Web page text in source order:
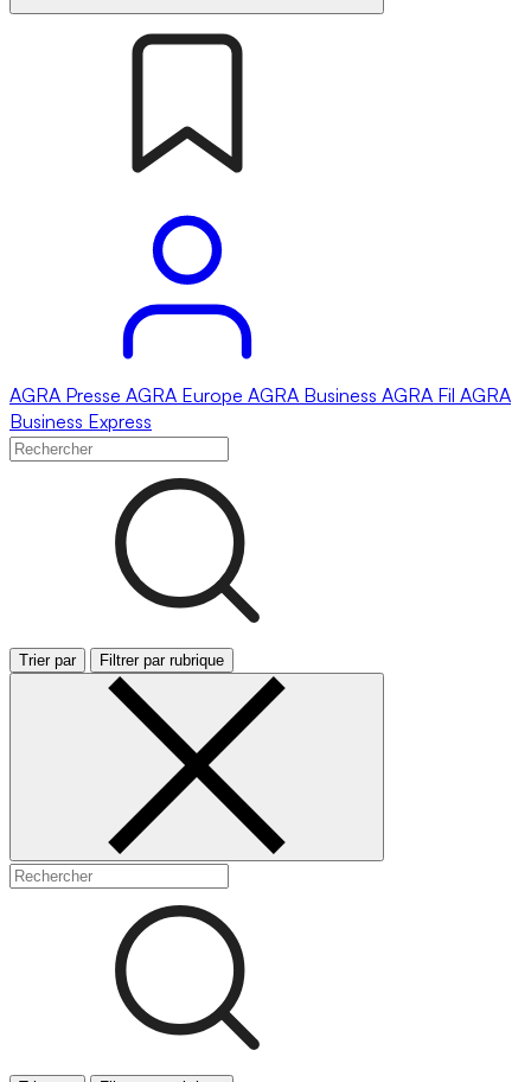
AGRA Presse AGRA Europe AGRA Business AGRA Fil AGRA
Business Express
Trier par Filtrer par rubrique